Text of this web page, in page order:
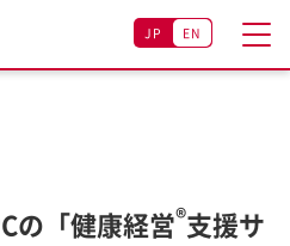
JP EN
の「健康経営®支援サ